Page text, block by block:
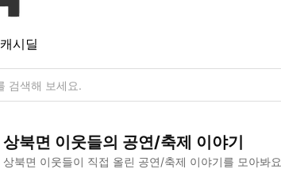
캐시딜
상북면 이웃들의 공연/축제 이야기
상북면 이웃들이 직접 올린 공연/축제 이야기를 모아봐요